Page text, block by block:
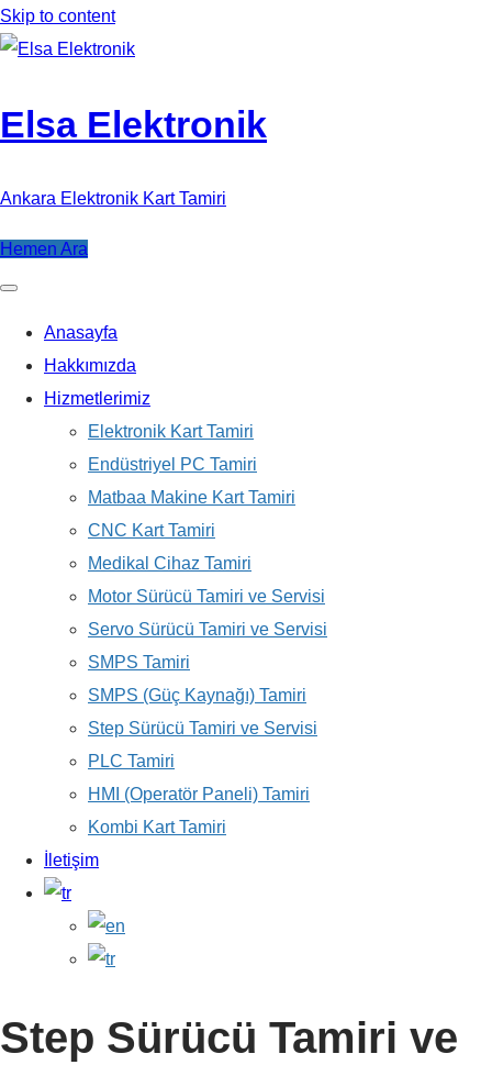
Skip to content
Elsa Elektronik
Ankara Elektronik Kart Tamiri
Hemen Ara
Anasayfa
Hakkımızda
Hizmetlerimiz
Elektronik Kart Tamiri
Endüstriyel PC Tamiri
Matbaa Makine Kart Tamiri
CNC Kart Tamiri
Medikal Cihaz Tamiri
Motor Sürücü Tamiri ve Servisi
Servo Sürücü Tamiri ve Servisi
SMPS Tamiri
SMPS (Güç Kaynağı) Tamiri
Step Sürücü Tamiri ve Servisi
PLC Tamiri
HMI (Operatör Paneli) Tamiri
Kombi Kart Tamiri
İletişim
Step Sürücü Tamiri ve